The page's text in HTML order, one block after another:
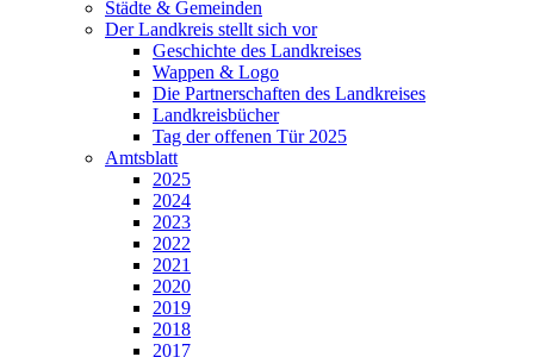
Städte & Gemeinden
Der Landkreis stellt sich vor
Geschichte des Landkreises
Wappen & Logo
Die Partnerschaften des Landkreises
Landkreisbücher
Tag der offenen Tür 2025
Amtsblatt
2025
2024
2023
2022
2021
2020
2019
2018
2017